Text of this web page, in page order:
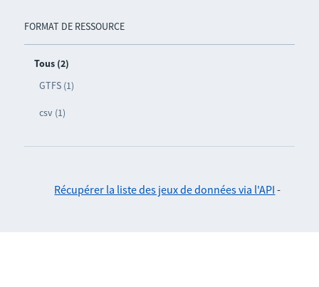
FORMAT DE RESSOURCE
Tous (2)
GTFS (1)
csv (1)
Récupérer la liste des jeux de données via l'API -